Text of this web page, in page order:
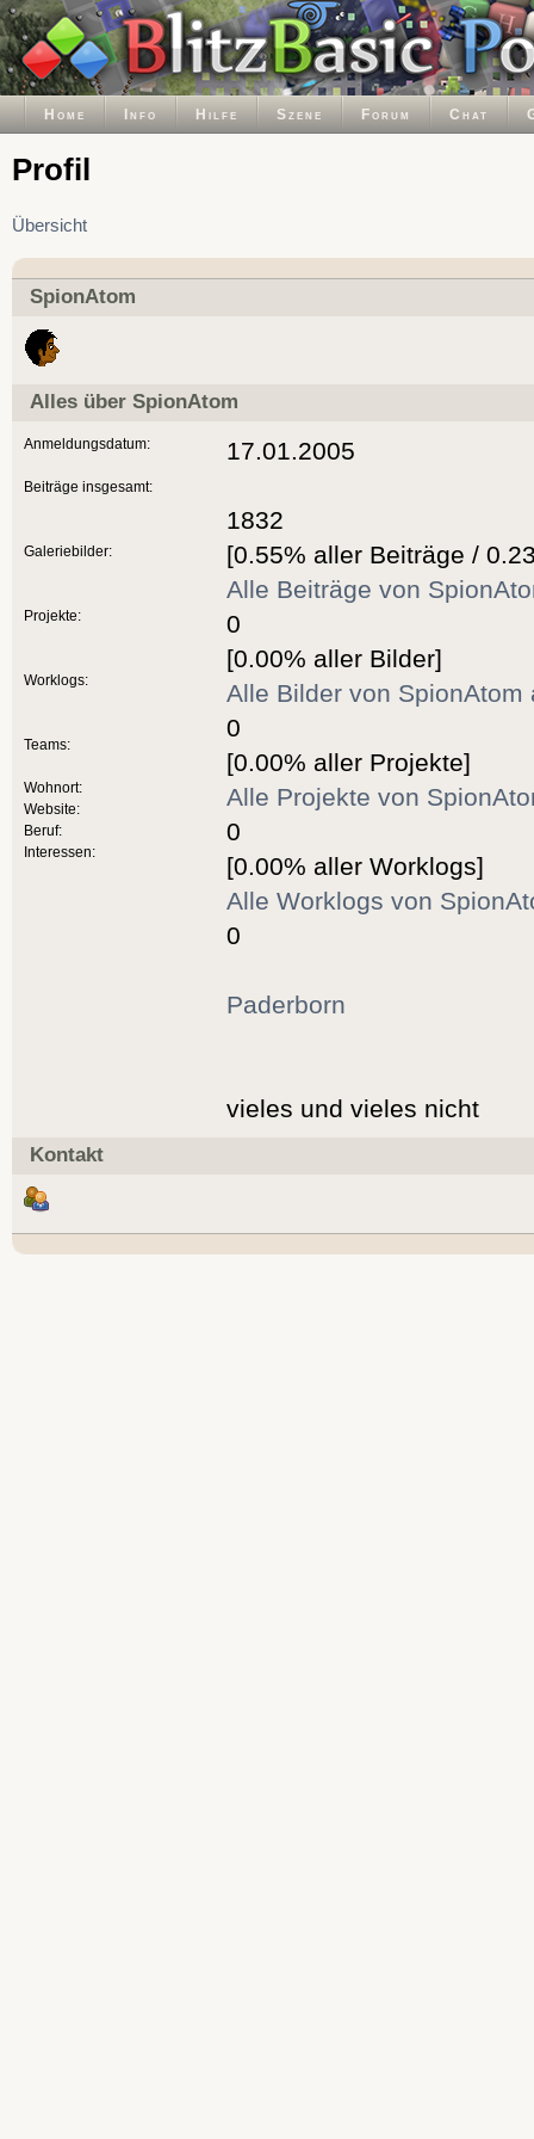
Home Info Hilfe Szene Forum Chat
Profil
Übersicht
SpionAtom
Alles über SpionAtom
Anmeldungsdatum:
Beiträge insgesamt:
Galeriebilder:
Projekte:
Worklogs:
Teams:
Wohnort:
Website:
Beruf:
Interessen:
17.01.2005
1832
[0.55% aller Beiträge /
Alle Beiträge von
0
[0.00% aller Bilder]
Alle Bilder von SpionAtom
0
[0.00% aller Projekte]
Alle Projekte von
0
[0.00% aller Worklogs]
Alle Worklogs von
0
Paderborn
vieles und vieles nicht
Kontakt